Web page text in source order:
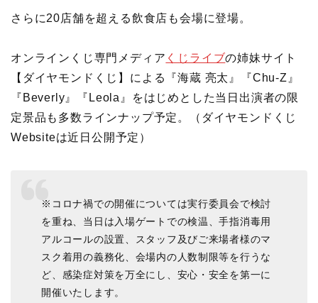
さらに20店舗を超える飲食店も会場に登場。
オンラインくじ専門メディア くじライブの姉妹サイト
【ダイヤモンドくじ】による『海蔵 亮太』『Chu-Z』
『Beverly』『Leola』をはじめとした当日出演者の限
定景品も多数ラインナップ予定。（ダイヤモンドくじ
Websiteは近日公開予定）
※コロナ禍での開催については実行委員会で検討
を重ね、当日は入場ゲートでの検温、手指消毒用
アルコールの設置、スタッフ及びご来場者様のマ
スク着用の義務化、会場内の人数制限等を行うな
ど、感染症対策を万全にし、安心・安全を第一に
開催いたします。